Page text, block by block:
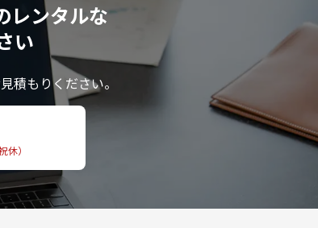
レンタルな
い
積もりください。
）